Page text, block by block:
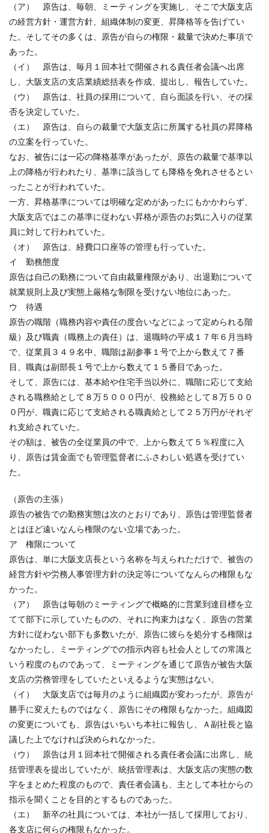
（ア） 原告は、毎朝、ミーティングを実施し、そこで大阪支店
の経営方針・運営方針、組織体制の変更、昇降格等を告げてい
た。そしてその多くは、原告が自らの権限・裁量で決めた事項で
あった。
（イ） 原告は、毎月１回本社で開催される責任者会議へ出席
し、大阪支店の支店業績総括表を作成、提出し、報告していた。
（ウ） 原告は、社員の採用について、自ら面談を行い、その採
否を決定していた。
（エ） 原告は、自らの裁量で大阪支店に所属する社員の昇降格
の立案を行っていた。
なお、被告には一応の降格基準があったが、原告の裁量で基準以
上の降格が行われたり、基準に該当しても降格を免れさせるとい
ったことが行われていた。
一方、昇格基準については明確な定めがあったにもかかわらず、
大阪支店ではこの基準に従わない昇格が原告のお気に入りの従業
員に対して行われていた。
（オ） 原告は、経費口口座等の管理も行っていた。
イ 勤務態度
原告は自己の勤務について自由裁量権限があり、出退勤について
就業規則上及び実態上厳格な制限を受けない地位にあった。
ウ 待遇
原告の職階（職務内容や責任の度合いなどによって定められる階
級）及び職責（職務上の責任）は、退職時の平成１７年６月当時
で、従業員３４９名中、職階は副参事１号で上から数えて７番
目、職責は副部長１号で上から数えて１５番目であった。
そして、原告には、基本給や住宅手当以外に、職階に応じて支給
される職務給として８万５０００円が、役務給として８万５００
０円が、職責に応じて支給される職責給として２５万円がそれぞ
れ支給されていた。
その額は、被告の全従業員の中で、上から数えて５％程度に入
り、原告は賃金面でも管理監督者にふさわしい処遇を受けてい
た。
（原告の主張）
原告の被告での勤務実態は次のとおりであり、原告は管理監督者
とはほど遠いなんら権限のない立場であった。
ア 権限について
原告は、単に大阪支店長という名称を与えられただけで、被告の
経営方針や労務人事管理方針の決定等についてなんらの権限もな
かった。
（ア） 原告は毎朝のミーティングで概略的に営業到達目標を立
てて部下に示していたものの、それに拘束力はなく、原告の営業
方針に従わない部下も多数いたが、原告に彼らを処分する権限は
なかったし、ミーティングでの指示内容も社会人としての常識と
いう程度のものであって、ミーティングを通じて原告が被告大阪
支店の労務管理をしていたといえるような実態はない。
（イ） 大阪支店では毎月のように組織図が変わったが、原告が
勝手に変えたものではなく、原告にその権限もなかった。組織図
の変更についても、原告はいちいち本社に報告し、Ａ副社長と協
議した上でなければ決められなかった。
（ウ） 原告は月１回本社で開催される責任者会議に出席し、統
括管理表を提出していたが、統括管理表は、大阪支店の実態の数
字をまとめた程度のもので、責任者会議も、主として本社からの
指示を聞くことを目的とするものであった。
（エ） 新卒の社員については、本社が一括して採用しており、
各支店に何らの権限もなかった。